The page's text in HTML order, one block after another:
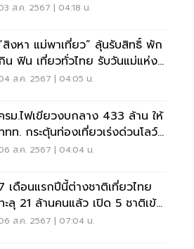
ส.ค. 2567 | 04:18 น.
สิงหา แม่พาเที่ยว” ลุ้นรับสิทธิ์ พัก
น ฟิน เที่ยวทั่วไทย รับวันแม่แห่ง
าติส.ค. 2567 | 04:05 น.
รม.ไฟเขียวงบกลาง 433 ล้าน ให้
ทท. กระตุ้นท่องเที่ยวเร่งด่วนโลว์ซี
น ส.ค. 2567 | 04:04 น.
เดือนแรกปีนี้ต่างชาติเที่ยวไทย
ะลุ 21 ล้านคนแล้ว เปิด 5 ชาติเข้า
ทยสูงสุด
ส.ค. 2567 | 07:04 น.